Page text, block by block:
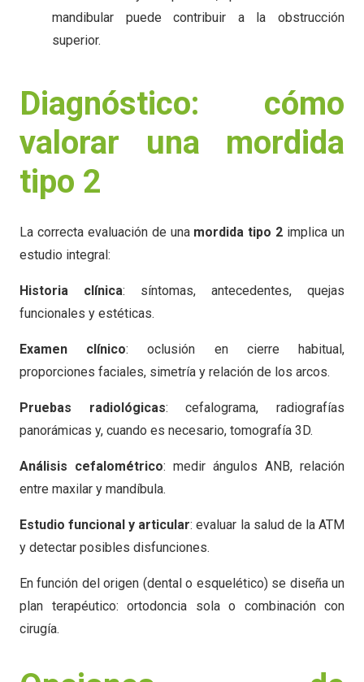
mandibular puede contribuir a la obstrucción
superior.
Diagnóstico: cómo
valorar una mordida
tipo 2
La correcta evaluación de una mordida tipo 2 implica un
estudio integral:
Historia clínica: síntomas, antecedentes, quejas
funcionales y estéticas.
Examen clínico: oclusión en cierre habitual,
proporciones faciales, simetría y relación de los arcos.
Pruebas radiológicas: cefalograma, radiografías
panorámicas y, cuando es necesario, tomografía 3D.
Análisis cefalométrico: medir ángulos ANB, relación
entre maxilar y mandíbula.
Estudio funcional y articular: evaluar la salud de la ATM
y detectar posibles disfunciones.
En función del origen (dental o esquelético) se diseña un
plan terapéutico: ortodoncia sola o combinación con
cirugía.